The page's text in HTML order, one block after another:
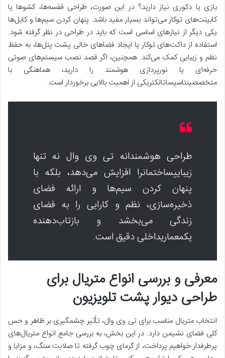
بازی یا دکوری نیاز دارید؟ در این صورت، طراحی قفسه‌ها، کشوها یا
کابینت‌های توکار می‌تواند بسیار مفید باشد. پنهان کردن سیم‌ها و کابل‌ها
یکی دیگر از نیازهای اساسی است که باید در طراحی در نظر گرفته شود.
استفاده از داکت‌های توکار یا ایجاد فضاهای خالی پشت پنل‌ها، به حفظ
نظم و زیبایی کمک می‌کند. همچنین، اگر قصد نصب سیستم‌های صوتی
حرفه‌ای یا نورپردازی هوشمند را دارید، هماهنگی با
متخصصینتاسیساتالکتریکی از اهمیت بالایی برخوردار است.
طراحی هوشمندانه تی وی وال نه تنها
زیباییساختمانرا افزایش می‌دهد، بلکه با
پنهان کردن سیم‌ها و ارائه فضای
ذخیره‌سازی، نظم و کارایی را به فضای
زندگی می‌بخشد و بازتاب‌دهنده
یکمعماریداخلی دقیق است.
معرفی و بررسی انواع متریال برای
طراحی دیوار پشت تلویزیون
انتخاب متریال مناسب برای تی وی وال، تأثیر چشمگیری بر ظاهر و حس
کلی فضای نشیمن دارد. در این بخش، به بررسی جامع انواع متریال‌های
پرطرفدار خواهیم پرداخت، از گرمای چوب گرفته تا صلابت سنگ، و مزایا و